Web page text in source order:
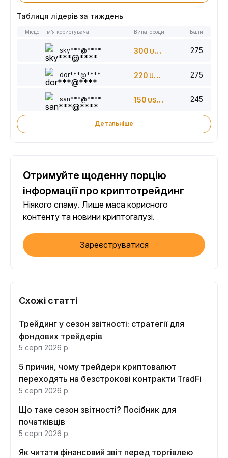
Таблиця лідерів за тиждень
Місце Ім’я користувача Винагороди Бали
sky***@**** 300 USDT 275
dor***@**** 220 USDT 275
san***@**** 150 USDT 245
Детальніше
Отримуйте щоденну порцію
інформації про криптотрейдинг
Ніякого спаму. Лише маса корисного
контенту та новини криптогалузі.
Зареєструватися
Схожі статті
Трейдинг у сезон звітності: стратегії для
фондових трейдерів
5 серп 2026 р.
5 причин, чому трейдери криптовалют
переходять на безстрокові контракти TradFi
5 серп 2026 р.
Що таке сезон звітності? Посібник для
початківців
5 серп 2026 р.
Як читати фінансовий звіт перед торгівлею